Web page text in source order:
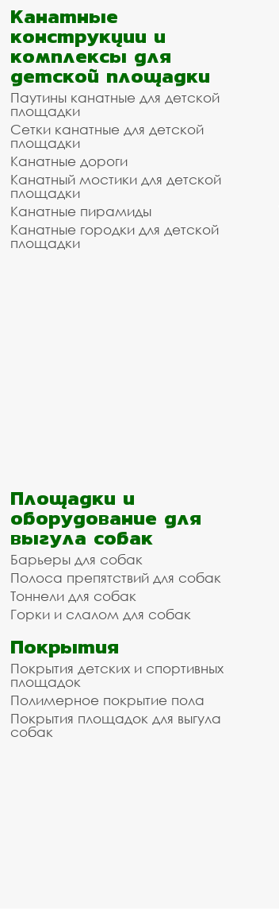
Канатные
конструкции и
комплексы для
детской площадки
Паутины канатные для детской
площадки
Сетки канатные для детской
площадки
Канатные дороги
Канатный мостики для детской
площадки
Канатные пирамиды
Канатные городки для детской
площадки
Площадки и
оборудование для
выгула собак
Барьеры для собак
Полоса препятствий для собак
Тоннели для собак
Горки и слалом для собак
Покрытия
Покрытия детских и спортивных
площадок
Полимерное покрытие пола
Покрытия площадок для выгула
собак